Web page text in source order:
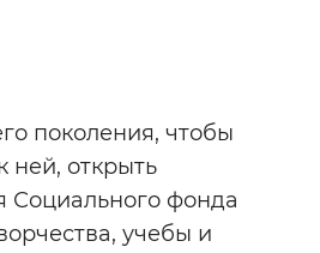
Повторить
поколения, чтобы
ней, открыть
Социального фонда
учебы и